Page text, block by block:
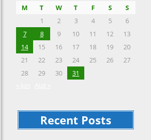
M
T W T F S
S
1
2 3 4 5
6
7
8 9 10 11 12
13
14
15 16 17 18 19
20
21
22 23 24 25 26
27
28
29 30
31
Recent Posts